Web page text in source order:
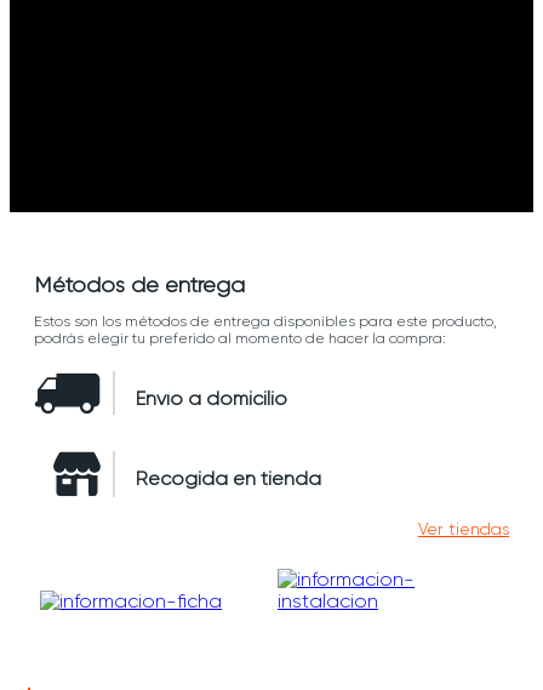
Métodos de entrega
Estos son los métodos de entrega disponibles para este producto,
podrás elegir tu preferido al momento de hacer la compra:
Envío a domicilio
Recogida en tienda
Ver tiendas